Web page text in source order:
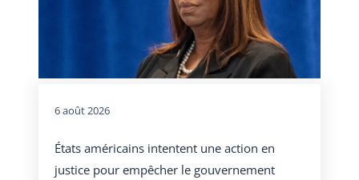
6 août 2026
États américains intentent une action en
justice pour empêcher le gouvernement